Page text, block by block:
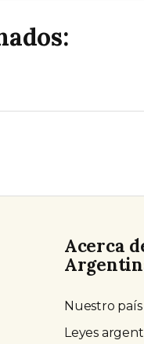
Acerca
Nuestro país
Leyes